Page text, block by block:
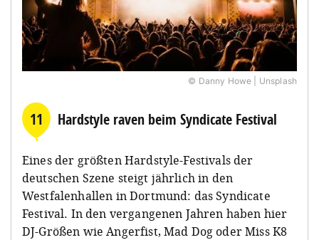
© Danny Howe | Unsplash
11 Hardstyle raven beim Syndicate Festival
Eines der größten Hardstyle-Festivals der
deutschen Szene steigt jährlich in den
Westfalenhallen in Dortmund: das Syndicate
Festival. In den vergangenen Jahren haben hier
DJ-Größen wieAngerfist, Mad Dog oderMiss K8